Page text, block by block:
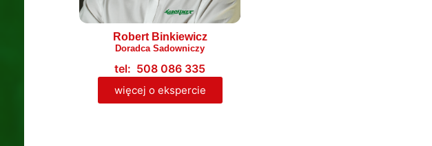
Robert Binkiewicz
Doradca Sadowniczy
tel: 508 086 335
więcej o ekspercie